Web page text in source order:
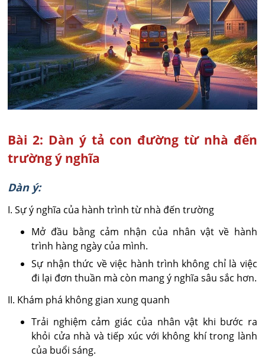
Bài 2: Dàn ý tả con đường từ nhà đến
trường ý nghĩa
Dàn ý:
I. Sự ý nghĩa của hành trình từ nhà đến trường
Mở đầu bằng cảm nhận của nhân vật về hành
trình hàng ngày của mình.
Sự nhận thức về việc hành trình không chỉ là việc
đi lại đơn thuần mà còn mang ý nghĩa sâu sắc hơn.
II. Khám phá không gian xung quanh
Trải nghiệm cảm giác của nhân vật khi bước ra
khỏi cửa nhà và tiếp xúc với không khí trong lành
của buổi sáng.